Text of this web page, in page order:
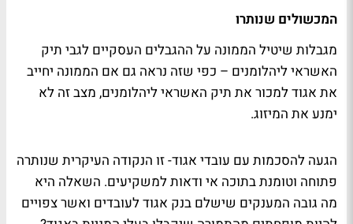
המכשולים שנותרו
מגבלות שיטיל הממונה על ההגבלים העסקיים לגבי תיק
האשראי ליהלומנים – כפי שזה נראה גם אם הממונה יחייב
את אגוד למכור את תיק האשראי ליהלומנים, מצב זה לא
ימנע את המיזוג.
הגעה להסכמות עם עובדי אגוד- זו הנקודה העיקרית שנותרה
פתוחה וטומנת בתוכה אי ודאות למשקיעים. השאלה היא
מה גובה המענקים שישלם בנק אגוד לעובדים ואשר צפויים